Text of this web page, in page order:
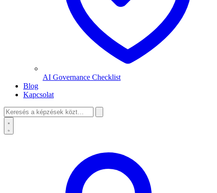
AI Governance Checklist
Blog
Kapcsolat